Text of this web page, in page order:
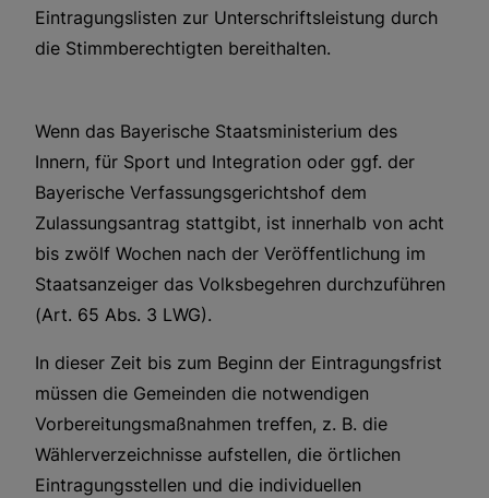
Eintragungslisten zur Unterschriftsleistung durch
die Stimmberechtigten bereithalten.
Wenn das Bayerische Staatsministerium des
Innern, für Sport und Integration oder ggf. der
Bayerische Verfassungsgerichtshof dem
Zulassungsantrag stattgibt, ist innerhalb von acht
bis zwölf Wochen nach der Veröffentlichung im
Staatsanzeiger das Volksbegehren durchzuführen
(Art. 65 Abs. 3 LWG).
In dieser Zeit bis zum Beginn der Eintragungsfrist
müssen die Gemeinden die notwendigen
Vorbereitungsmaßnahmen treffen, z. B. die
Wählerverzeichnisse aufstellen, die örtlichen
Eintragungsstellen und die individuellen